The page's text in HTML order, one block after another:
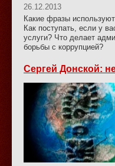
26.12.2013
Какие фразы
Как поступать, если у
услуги? Что делает
борьбы с коррупцией?
Сергей Донской: